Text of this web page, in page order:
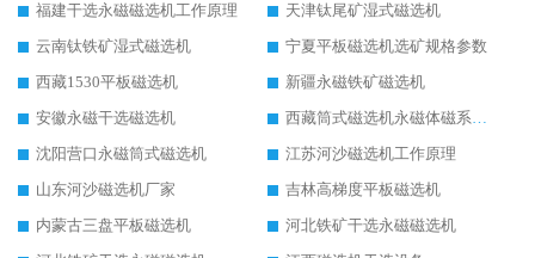
福建干选永磁磁选机工作原理
天津钛尾矿湿式磁选机
云南钛铁矿湿式磁选机
宁夏平板磁选机选矿规格参数
西藏1530平板磁选机
新疆永磁铁矿磁选机
安徽永磁干选磁选机
西藏筒式磁选机永磁体磁系设计
沈阳营口永磁筒式磁选机
江苏河沙磁选机工作原理
山东河沙磁选机厂家
吉林高梯度平板磁选机
内蒙古三盘平板磁选机
河北铁矿干选永磁磁选机